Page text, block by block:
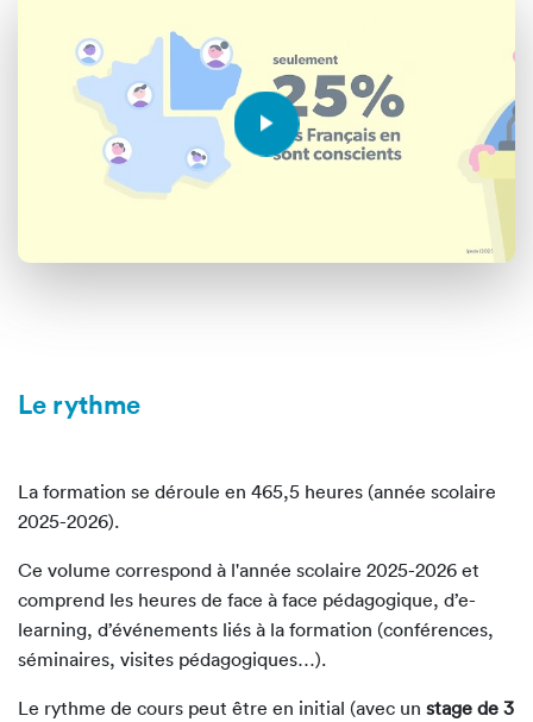
Le rythme
La formation se déroule en 465,5 heures (année scolaire
2025-2026).
Ce volume correspond à l'année scolaire 2025-2026 et
comprend les heures de face à face pédagogique, d’e-
learning, d’événements liés à la formation (conférences,
séminaires, visites pédagogiques…).
Le rythme de cours peut être en initial (avec un stage de 3